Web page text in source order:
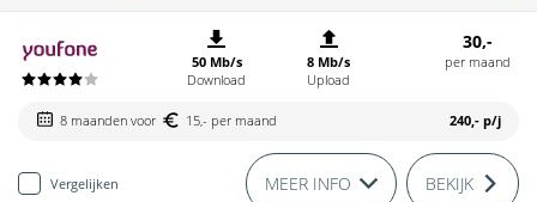
50 Mb/s
Download
8 Mb/s
Upload
30,-
per maand
8 maanden voor 15,- per maand 240,- p/j
Vergelijken MEER INFO BEKIJK